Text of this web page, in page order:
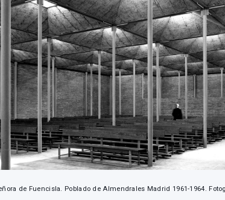
de Fuencisla. Poblado de Almendrales Madrid 1961-1964.